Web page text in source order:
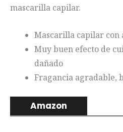
mascarilla capilar.
Mascarilla capilar con
Muy buen efecto de
dañado
Fragancia agradable,
Amazon